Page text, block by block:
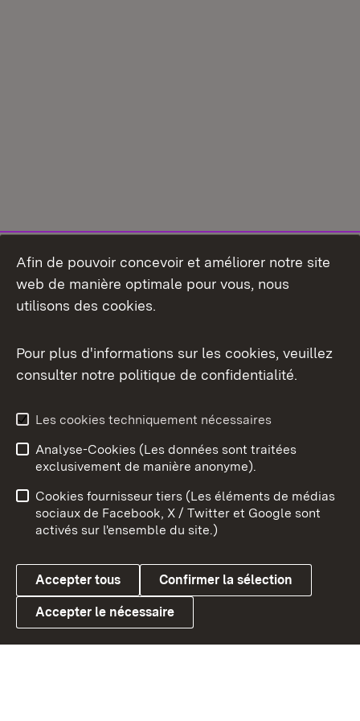
Aperçu des thèmes
Link zum Landesportal
Conseils d'utilisation
Confidentialité
Cookies
Afin de pouvoir concevoir et améliorer notre site
web de manière optimale pour vous, nous
utilisons des cookies.
Pour plus d'informations sur les cookies, veuillez
consulter notre politique de confidentialité.
Les cookies techniquement nécessaires
Analyse-Cookies (Les données sont traitées
exclusivement de manière anonyme).
Cookies fournisseur tiers (Les éléments de médias
sociaux de Facebook, X / Twitter et Google sont
activés sur l'ensemble du site.)
Accepter tous Confirmer la sélection
Accepter le nécessaire